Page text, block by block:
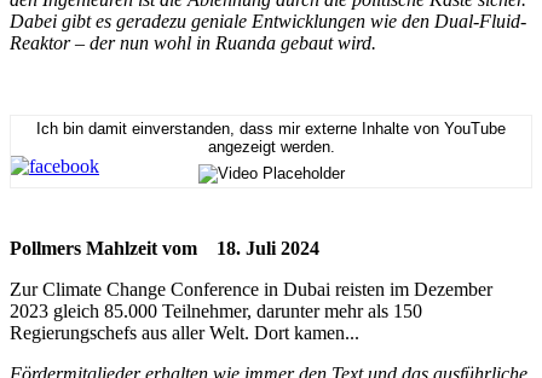
Dabei gibt es geradezu geniale Entwicklungen wie den Dual-Fluid-
Reaktor – der nun wohl in Ruanda gebaut wird.
Ich bin damit einverstanden, dass mir externe Inhalte von YouTube
angezeigt werden.
Pollmers Mahlzeit vom 18. Juli 2024
Zur Climate Change Conference in Dubai reisten im Dezember
2023 gleich 85.000 Teilnehmer, darunter mehr als 150
Regierungschefs aus aller Welt. Dort kamen...
Fördermitglieder erhalten wie immer den Text und das ausführliche